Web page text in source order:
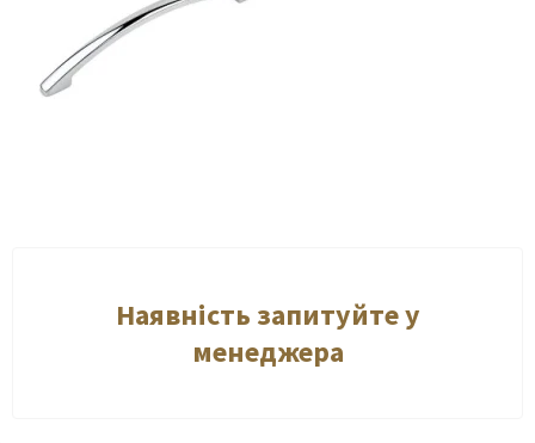
Наявність запитуйте у
менеджера